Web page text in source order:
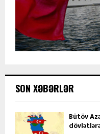
SON XƏBƏRLƏR
Bütöv